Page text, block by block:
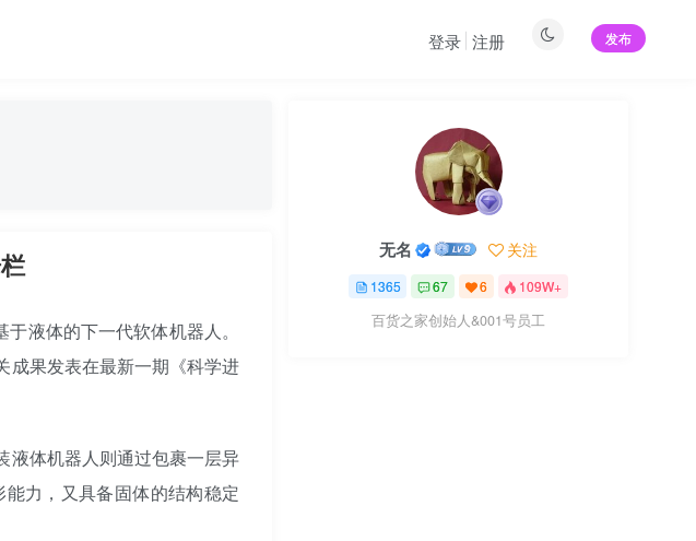
发布
登录 注册
液体的下一代软体机器人。
成果发表在最新一期《科学进
液体机器人则通过包裹一层异
力，又具备固体的结构稳定
无名 关注
1365 67 6 109W+
百货之家创始人&001号员工